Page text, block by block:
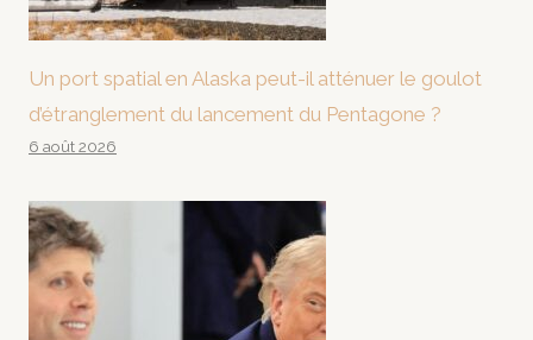
Un port spatial en Alaska peut-il atténuer le goulot
d’étranglement du lancement du Pentagone ?
6 août 2026